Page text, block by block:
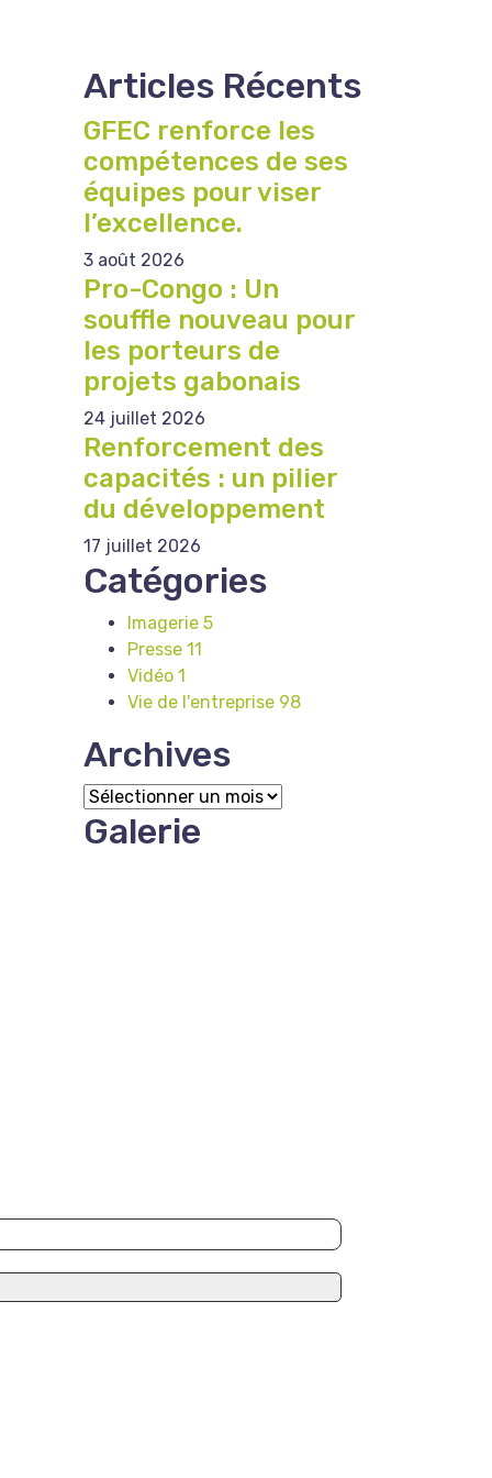
Articles Récents
GFEC renforce les
compétences de ses
équipes pour viser
l’excellence.
3 août 2026
Pro-Congo : Un
souffle nouveau pour
les porteurs de
projets gabonais
24 juillet 2026
Renforcement des
capacités : un pilier
du développement
17 juillet 2026
Catégories
Imagerie 5
Presse 11
Vidéo 1
Vie de l'entreprise 98
Archives
Archives
Galerie